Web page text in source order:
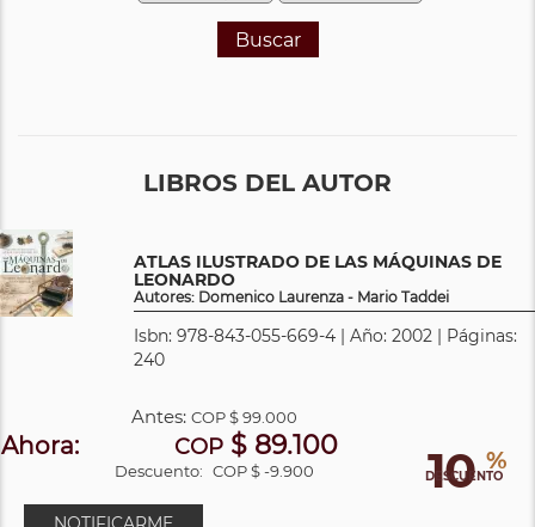
Buscar
LIBROS DEL AUTOR
ATLAS ILUSTRADO DE LAS MÁQUINAS DE
LEONARDO
Autores: Domenico Laurenza - Mario Taddei
Isbn: 978-843-055-669-4 | Año: 2002 | Páginas:
240
10 %
DESCUENTO
Antes: COP$ 99.000
Ahora: COP$ 89.100
Descuento: COP $ -9.900